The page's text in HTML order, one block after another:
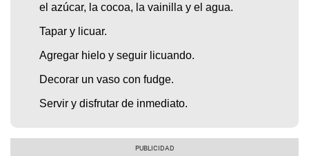
el azúcar, la cocoa, la vainilla y el agua.
Tapar y licuar.
Agregar hielo y seguir licuando.
Decorar un vaso con fudge.
Servir y disfrutar de inmediato.